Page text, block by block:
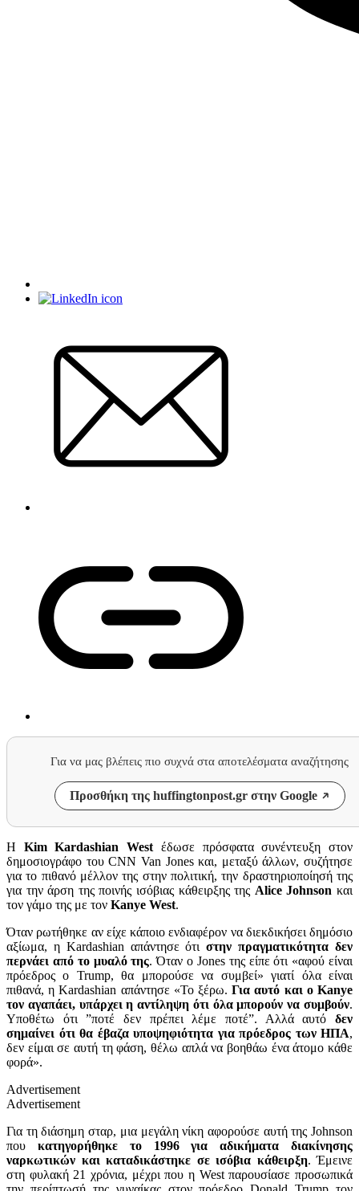
Για να μας βλέπεις πιο συχνά στα αποτελέσματα αναζήτησης
Προσθήκη της huffingtonpost.gr στην Google
Η Kim Kardashian West έδωσε πρόσφατα συνέντευξη στον
δημοσιογράφο του CNN Van Jones και, μεταξύ άλλων, συζήτησε
για το πιθανό μέλλον της στην πολιτική, την δραστηριοποίησή της
για την άρση της ποινής ισόβιας κάθειρξης της Alice Johnson και
τον γάμο της με τον Kanye West.
Όταν ρωτήθηκε αν είχε κάποιο ενδιαφέρον να διεκδικήσει δημόσιο
αξίωμα, η Kardashian απάντησε ότιστην πραγματικότητα δεν
περνάει από το μυαλό της. Όταν ο Jones της είπε ότι «αφού είναι
πρόεδρος ο Trump, θα μπορούσε να συμβεί» γιατί όλα είναι
πιθανά, η Kardashian απάντησε «Το ξέρω.Για αυτό και οKanye
τον αγαπάει, υπάρχει η αντίληψη ότι όλα μπορούν να συμβούν.
Υποθέτω ότι ”ποτέ δεν πρέπει λέμε ποτέ”. Αλλά αυτό δεν
σημαίνει ότι θα έβαζα υποψηφιότητα για πρόεδρος των ΗΠΑ,
δεν είμαι σε αυτή τη φάση, θέλω απλά να βοηθάω ένα άτομο κάθε
φορά».
Advertisement
Advertisement
Για τη διάσημη σταρ, μια μεγάλη νίκη αφορούσε αυτή της Johnson
που κατηγορήθηκε το 1996 για αδικήματα διακίνησης
ναρκωτικών και καταδικάστηκε σε ισόβια κάθειρξη. Έμεινε
στη φυλακή 21 χρόνια, μέχρι που η Westπαρουσίασε προσωπικά